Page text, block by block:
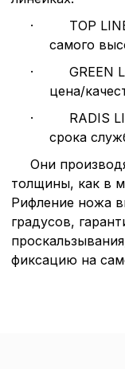
·
TOP
самого
·
GREEN
цена/
·
RADIS
срока
Они
толщины, как в
Рифление ножа
градусов,
фиксацию на